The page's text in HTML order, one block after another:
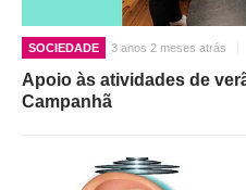
SOCIEDADE 3 anos 2 meses atrás
Apoio às atividades de
Campanhã